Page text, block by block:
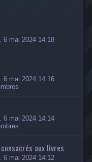
6 mai 2024 14:18
6 mai 2024 14:16
6 mai 2024 14:14
aux livres
6 mai 2024 14:12